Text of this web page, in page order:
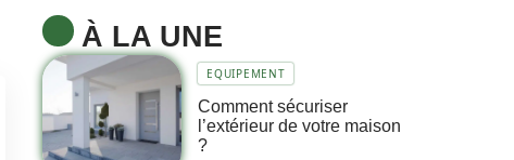
À LA UNE
EQUIPEMENT
Comment sécuriser
l’extérieur de votre maison
?